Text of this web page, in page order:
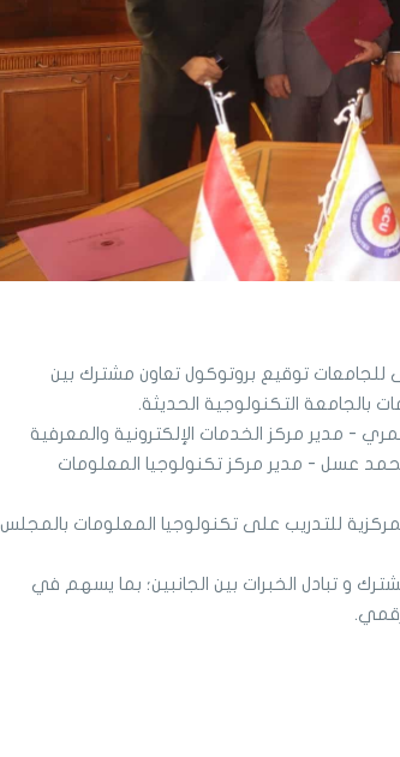
توقيع بروتوكول تعاون مشترك بين
بالجامعة التكنولوجية الحديثة.
- مدير مركز الخدمات الإلكترونية والمعرفية
عسل - مدير مركز تكنولوجيا المعلومات
للتدريب على تكنولوجيا المعلومات بالمجلس
و تبادل الخبرات بين الجانبين؛ بما يسهم في